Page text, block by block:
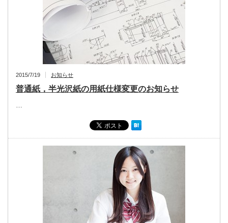
2015/7/19 お知らせ
普通紙，半光沢紙の用紙仕様変更のお知らせ
…